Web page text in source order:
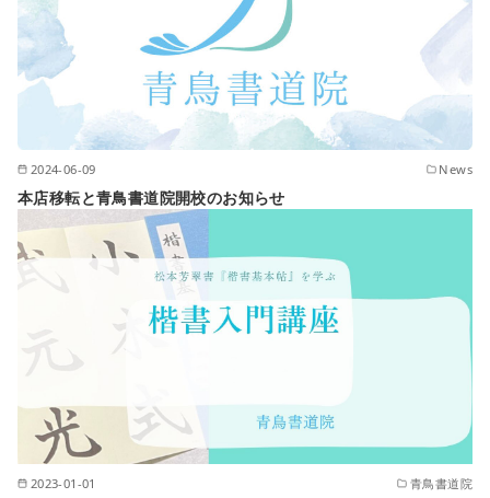
2024-06-09 News
本店移転と青鳥書道院開校のお知らせ
2023-01-01 青鳥書道院